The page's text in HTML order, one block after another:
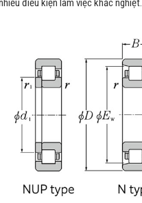
điều kiện làm việc khắc nghiệt.